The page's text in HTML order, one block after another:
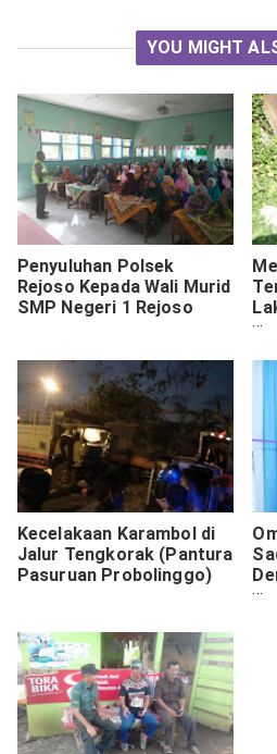
YOU MIGHT
Penyuluhan Polsek
Rejoso Kepada Wali Murid
SMP Negeri 1 Rejoso
Kecelakaan Karambol di
Jalur Tengkorak (Pantura
Pasuruan Probolinggo)